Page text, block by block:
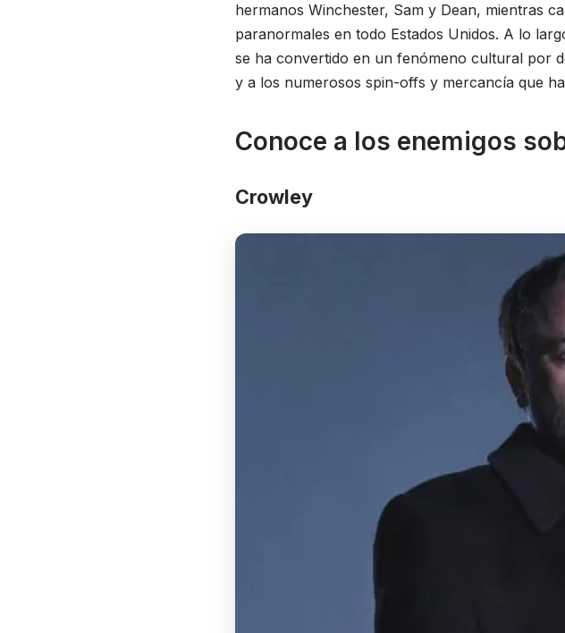
hermanos Winchester, Sam y Dean, mientras
paranormales en todo Estados Unidos. A lo
se ha convertido en un fenómeno cultural por
y a los numerosos spin-offs y mercancía que
Conoce a los enemigos
Crowley